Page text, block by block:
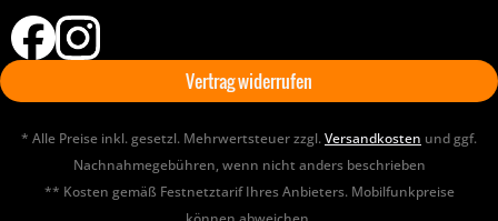
Vertrag widerrufen
* Alle Preise inkl. gesetzl. Mehrwertsteuer zzgl.Versandkosten und ggf.
Nachnahmegebühren, wenn nicht anders beschrieben
** Kosten gemäß Festnetztarif Ihres Anbieters. Mobilfunkpreise